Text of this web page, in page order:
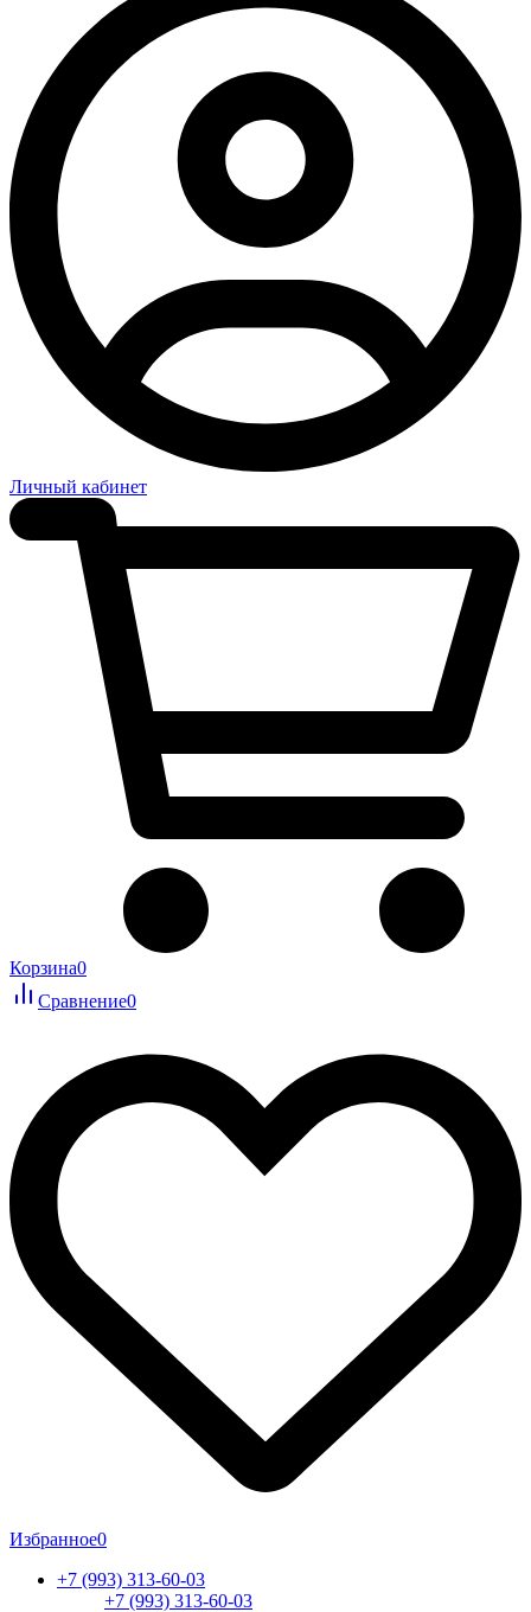
Личный кабинет
Корзина0
Сравнение0
Избранное0
+7 (993) 313-60-03
+7 (993) 313-60-03